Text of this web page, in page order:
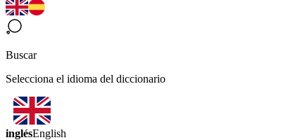
Buscar
Selecciona el idioma del diccionario
inglésEnglish